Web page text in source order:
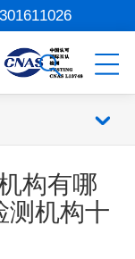
构有哪
测机构十